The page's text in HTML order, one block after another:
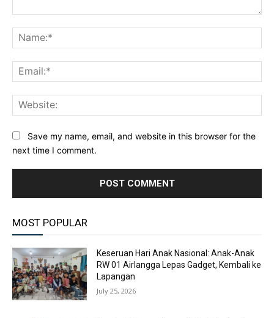
Save my name, email, and website in this browser for the
next time I comment.
MOST POPULAR
Keseruan Hari Anak Nasional: Anak-Anak
RW 01 Airlangga Lepas Gadget, Kembali ke
Lapangan
July 25, 2026